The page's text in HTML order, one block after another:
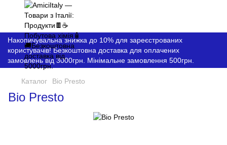
Накопичувальна знижка до 10% для зареєстрованих
користувачів! Безкоштовна доставка для оплачених
замовлень від 3000грн. Мінімальне замовлення 500грн.
Каталог Bio Presto
Bio Presto